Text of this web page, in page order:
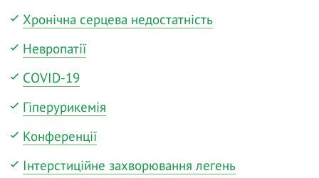
Хронічна серцева недостатність
Невропатії
COVID-19
Гіперурикемія
Конференції
Інтерстиційне захворювання легень